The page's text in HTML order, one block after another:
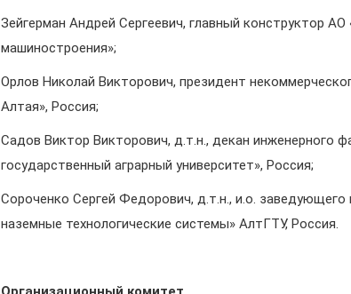
Зейгерман Андрей Сергеевич, главный конструктор
машиностроения»;
Орлов Николай Викторович, президент
Алтая», Россия;
Садов Виктор Викторович, д.т.н., декан инженерного
государственный аграрный университет», Россия;
Сороченко Сергей Федорович, д.т.н., и.о.
наземные технологические системы» АлтГТУ, Россия.